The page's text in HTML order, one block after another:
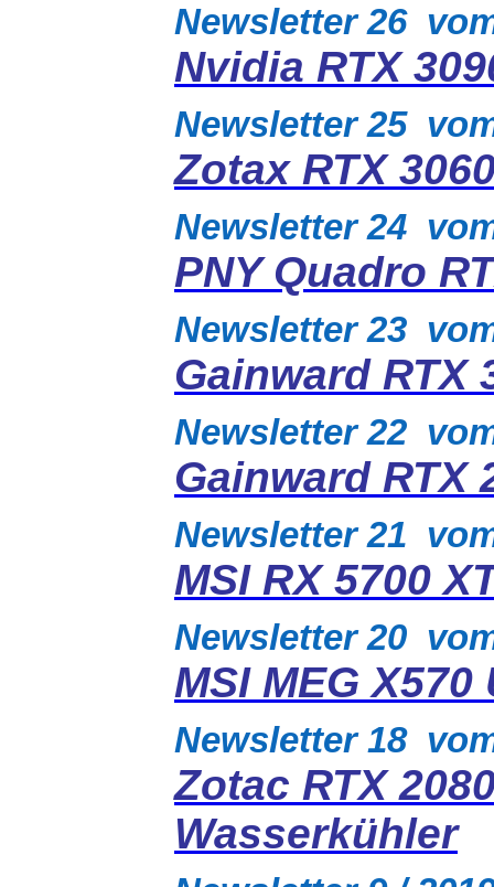
Newsletter 26
Nvidia RTX
Newsletter 25
Zotax RTX
Newsletter 24
PNY Quadro
Newsletter 23
Gainward RTX
Newsletter 22
Gainward RTX
Newsletter 21
MSI RX 5700
Newsletter 20
MSI MEG
Newsletter 18
Zotac RTX
Wasserkühler